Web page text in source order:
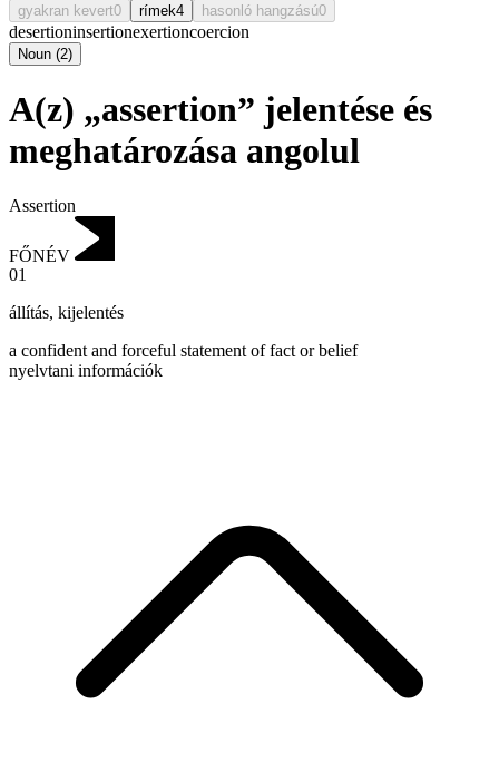
gyakran kevert0 rímek4 hasonló hangzású0
desertioninsertionexertioncoercion
Noun (2)
A(z) „assertion” jelentése és
meghatározása angolul
Assertion
FŐNÉV
01
állítás, kijelentés
a confident and forceful statement of fact or belief
nyelvtani információk